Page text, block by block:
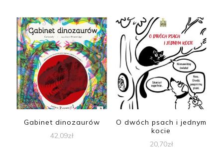
Gabinet dinozaurów
42,09zł
O dwóch psach i jednym
kocie
20,70zł